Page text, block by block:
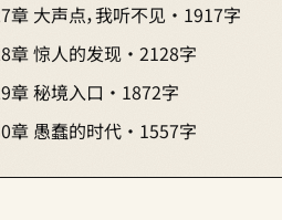
章 大声点，我听不见 · 1917字
章 惊人的发现 · 2128字
章 秘境入口 · 1872字
章 愚蠢的时代 · 1557字